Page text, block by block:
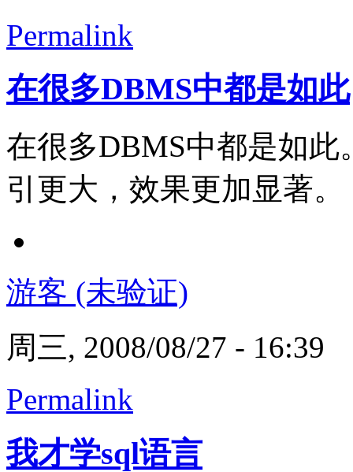
Permalink
在很多DBMS中都是如此
在很多DBMS中都是如
引更大，效果更加显著。
游客 (未验证)
周三, 2008/08/27 - 16:39
Permalink
我才学sql语言